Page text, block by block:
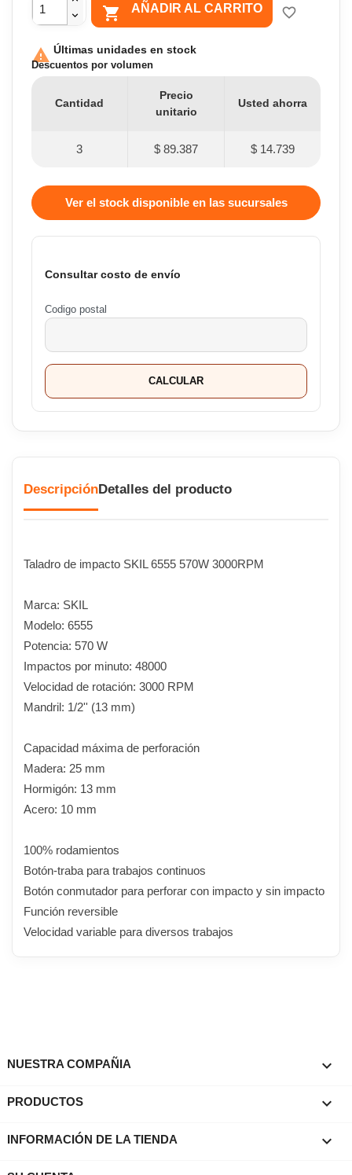
 AÑADIR AL CARRITO favorite_border
 Últimas unidades en stock
Descuentos por volumen
Cantidad
Precio
unitario
Usted ahorra
3 $ 89.387 $ 14.739
Ver el stock disponible en las sucursales
Consultar costo de envío
Codigo postal
CALCULAR
DescripciónDetalles del producto
Taladro de impacto SKIL 6555 570W 3000RPM
Marca: SKIL
Modelo: 6555
Potencia: 570 W
Impactos por minuto: 48000
Velocidad de rotación: 3000 RPM
Mandril: 1/2'' (13 mm)
Capacidad máxima de perforación
Madera: 25 mm
Hormigón: 13 mm
Acero: 10 mm
100% rodamientos
Botón-traba para trabajos continuos
Botón conmutador para perforar con impacto y sin impacto
Función reversible
Velocidad variable para diversos trabajos
NUESTRA COMPAÑIA 
PRODUCTOS 
INFORMACIÓN DE LA TIENDA keyboard_arrow_down